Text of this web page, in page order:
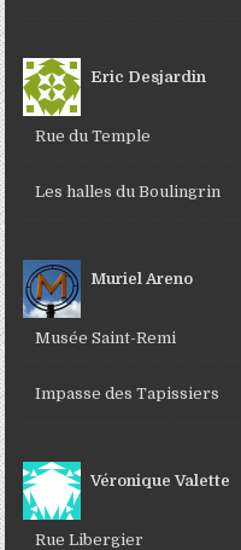
Eric Desjardin
Rue du Temple
Les halles du Boulingrin
Muriel Areno
Musée Saint-Remi
Impasse des Tapissiers
Véronique Valette
Rue Libergier